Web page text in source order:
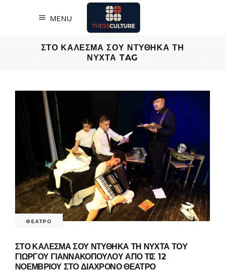
MENU
ΣΤΟ ΚΑΛΕΣΜΑ ΣΟΥ ΝΤΥΘΗΚΑ ΤΗ
ΝΥΧΤΑ TAG
ΘΕΑΤΡΟ
ΣΤΟ ΚΑΛΕΣΜΑ ΣΟΥ ΝΤΥΘΗΚΑ ΤΗ ΝΥΧΤΑ ΤΟΥ
ΓΙΩΡΓΟΥ ΓΙΑΝΝΑΚΟΠΟΥΛΟΥ ΑΠΟ ΤΙΣ 12
ΝΟΕΜΒΡΙΟΥ ΣΤΟ ΔΙΑΧΡΟΝΟ ΘΕΑΤΡΟ